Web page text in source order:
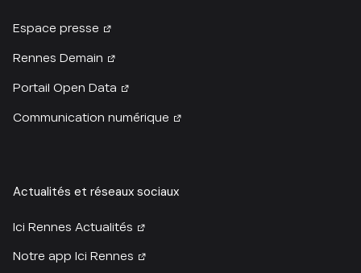
Espace presse
Rennes Demain
Portail Open Data
Communication numérique
Actualités et réseaux sociaux
Ici Rennes Actualités
Notre app Ici Rennes